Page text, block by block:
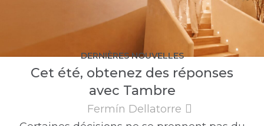
DERNIÈRES NOUVELLES
Cet été, obtenez des réponses
avec Tambre
Fermín Dellatorre